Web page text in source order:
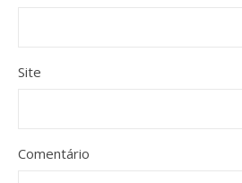
Site
Comentário